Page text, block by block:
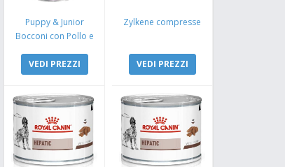
Puppy & Junior
Bocconi con Pollo e
VEDI PREZZI
Zylkene compresse
VEDI PREZZI